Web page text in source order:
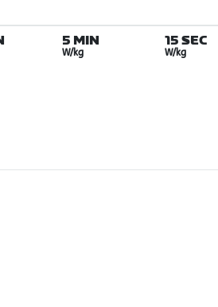
5 MIN
W/kg
15 SEC
W/kg